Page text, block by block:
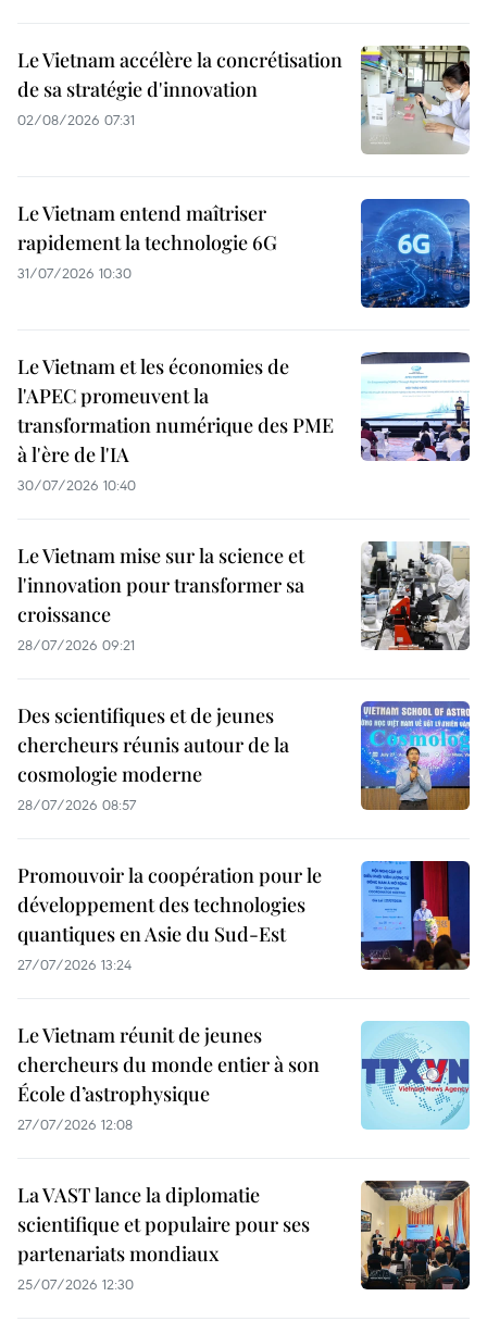
Le Vietnam accélère la concrétisation
de sa stratégie d'innovation
02/08/2026 07:31
Le Vietnam entend maîtriser
rapidement la technologie 6G
31/07/2026 10:30
Le Vietnam et les économies de
l'APEC promeuvent la
transformation numérique des PME
à l'ère de l'IA
30/07/2026 10:40
Le Vietnam mise sur la science et
l'innovation pour transformer sa
croissance
28/07/2026 09:21
Des scientifiques et de jeunes
chercheurs réunis autour de la
cosmologie moderne
28/07/2026 08:57
Promouvoir la coopération pour le
développement des technologies
quantiques en Asie du Sud-Est
27/07/2026 13:24
Le Vietnam réunit de jeunes
chercheurs du monde entier à son
École d’astrophysique
27/07/2026 12:08
La VAST lance la diplomatie
scientifique et populaire pour ses
partenariats mondiaux
25/07/2026 12:30